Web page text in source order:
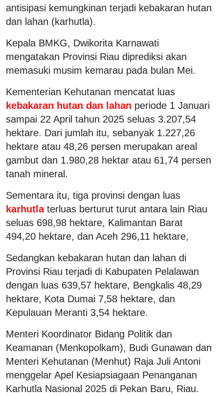
antisipasi kemungkinan terjadi kebakaran hutan
dan lahan (karhutla).
Kepala BMKG, Dwikorita Karnawati
mengatakan Provinsi Riau diprediksi akan
memasuki musim kemarau pada bulan Mei.
Kementerian Kehutanan mencatat luas
kebakaran hutan dan lahan periode 1 Januari
sampai 22 April tahun 2025 seluas 3.207,54
hektare. Dari jumlah itu, sebanyak 1.227,26
hektare atau 48,26 persen merupakan areal
gambut dan 1.980,28 hektar atau 61,74 persen
tanah mineral.
Sementara itu, tiga provinsi dengan luas
karhutla terluas berturut turut antara lain Riau
seluas 698,98 hektare, Kalimantan Barat
494,20 hektare, dan Aceh 296,11 hektare,
Sedangkan kebakaran hutan dan lahan di
Provinsi Riau terjadi di Kabupaten Pelalawan
dengan luas 639,57 hektare, Bengkalis 48,29
hektare, Kota Dumai 7,58 hektare, dan
Kepulauan Meranti 3,54 hektare.
Menteri Koordinator Bidang Politik dan
Keamanan (Menkopolkam), Budi Gunawan dan
Menteri Kehutanan (Menhut) Raja Juli Antoni
menggelar Apel Kesiapsiagaan Penanganan
Karhutla Nasional 2025 di Pekan Baru, Riau.